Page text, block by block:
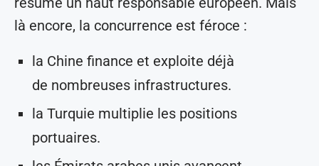
là encore, la concurrence est féroce :
la Chine finance et exploite déjà
de nombreuses infrastructures.
la Turquie multiplie les positions
portuaires.